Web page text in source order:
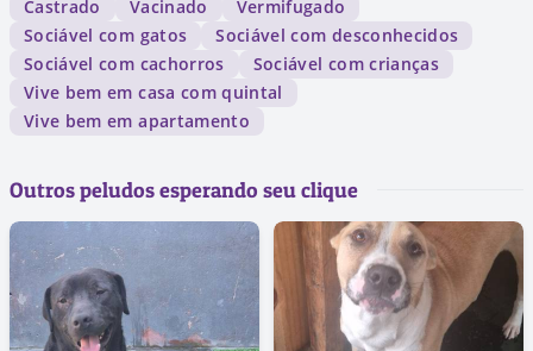
Castrado
Vacinado
Vermifugado
Sociável com gatos
Sociável com desconhecidos
Sociável com cachorros
Sociável com crianças
Vive bem em casa com quintal
Vive bem em apartamento
Outros peludos esperando seu clique